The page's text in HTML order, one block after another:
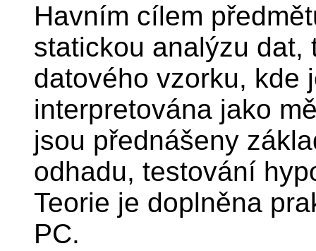
Havním cílem
statickou analýzu dat,
datového vzorku, kde
interpretována jako
jsou přednášeny
odhadu, testování
Teorie je doplněna
PC.